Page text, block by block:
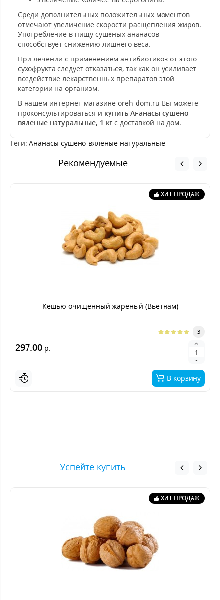
Среди дополнительных положительных моментов
отмечают увеличение скорости расщепления жиров.
Употребление в пищу сушеных ананасов
способствует снижению лишнего веса.
При лечении с применением антибиотиков от этого
сухофрукта следует отказаться, так как он усиливает
воздействие лекарственных препаратов этой
категории на организм.
В нашем интернет-магазине oreh-dom.ru Вы можете
проконсультироваться и купить Ананасы сушено-
вяленые натуральные, 1 кг с доставкой на дом.
Теги: Ананасы сушено-вяленые натуральные
Рекомендуемые
ХИТ ПРОДАЖ
Кешью очищенный жареный (Вьетнам)
3
297.00 р.
В корзину
Успейте купить
ХИТ ПРОДАЖ